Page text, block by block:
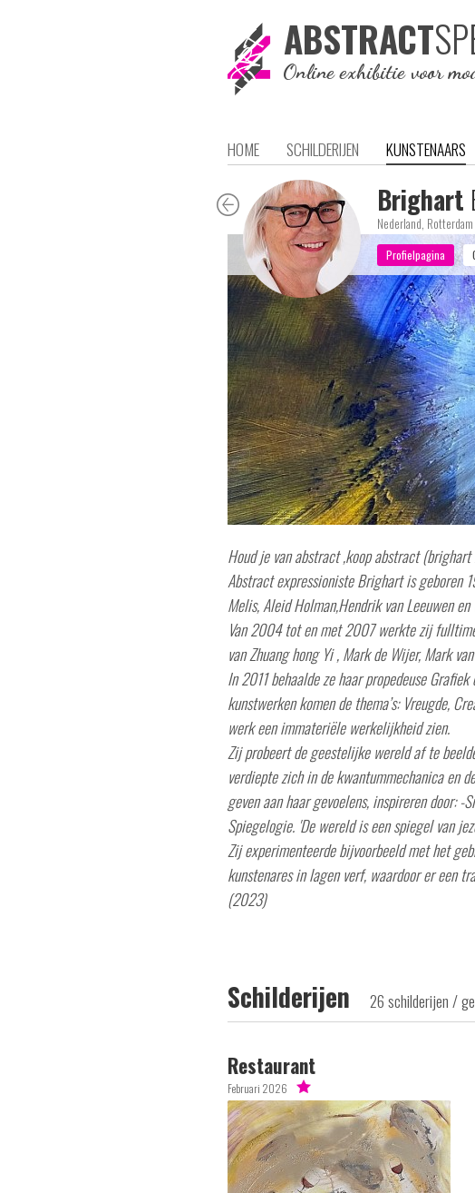
ABSTRACT
Online exhibitie voor
HOME SCHILDERIJEN KUNSTENAARS
Brighart
Nederland, Rotterdam
Houd je van abstract ,koop abstract (brighart
Abstract expressioniste Brighart is geboren
Melis, Aleid Holman,Hendrik van Leeuwen
Van 2004 tot en met 2007 werkte zij
van Zhuang hong Yi , Mark de Wijer, Mark
In 2011 behaalde ze haar propedeuse
kunstwerken komen de thema’s: Vreugde,
werk een immateriële werkelijkheid zien.
Zij probeert de geestelijke wereld af te
verdiepte zich in de kwantummechanica en
geven aan haar gevoelens, inspireren door:
Spiegelogie. 'De wereld is een spiegel van
Zij experimenteerde bijvoorbeeld met het
kunstenares in lagen verf, waardoor er een
(2023)
Schilderijen 26 schilderijen /
Februari 2026
Restaurant